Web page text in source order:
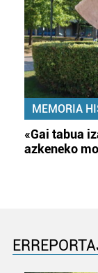
MEMORIA
«Gai tabua
azkeneko